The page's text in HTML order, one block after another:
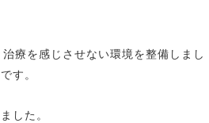
療を感じさせない環境を整備しまし
す。
した。